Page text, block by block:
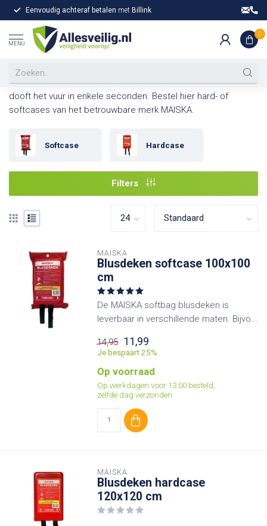
Eenvoudig achteraf betalen met Billink
MENU
0
Home / Blusdekens
Blusdeken kopen op Allesveilig.nl
Met een blusdeken kunt u een brand in een vroeg stadium
doven. Door de deken over de brandhaard heen te leggen
dooft het vuur in enkele seconden. Bestel hier hard- of
softcases van het betrouwbare merk MAISKA.
Softcase Hardcase
Filters
MAISKA
Blusdeken softcase 100x100
cm
De MAISKA softbag blusdeken is
leverbaar in verschillende maten. Bijvo...
14,95 11,99
Je bespaart 25%
Op voorraad
Op werkdagen voor 13:00 besteld,
zelfde dag verzonden
MAISKA
Blusdeken hardcase
120x120 cm